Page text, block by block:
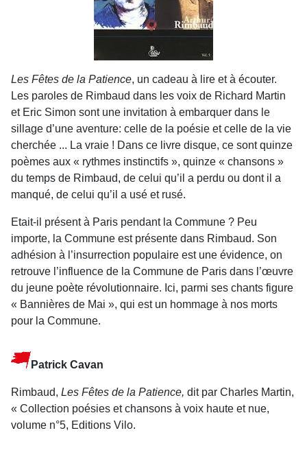
Les Fêtes de la Patience, un cadeau à lire et à écouter.
Les paroles de Rimbaud dans les voix de Richard Martin
et Eric Simon sont une invitation à embarquer dans le
sillage d’une aventure: celle de la poésie et celle de la vie
cherchée ... La vraie ! Dans ce livre disque, ce sont quinze
poèmes aux « rythmes instinctifs », quinze « chansons »
du temps de Rimbaud, de celui qu’il a perdu ou dont il a
manqué, de celui qu’il a usé et rusé.
Etait-il présent à Paris pendant la Commune ? Peu
importe, la Commune est présente dans Rimbaud. Son
adhésion à l’insurrection populaire est une évidence, on
retrouve l’influence de la Commune de Paris dans l’œuvre
du jeune poète révolutionnaire. Ici, parmi ses chants figure
« Bannières de Mai », qui est un hommage à nos morts
pour la Commune.
Patrick Cavan
Rimbaud, Les Fêtes de la Patience, dit par Charles Martin,
« Collection poésies et chansons à voix haute et nue,
volume n°5, Editions Vilo.